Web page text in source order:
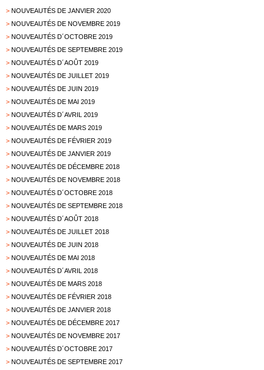
> NOUVEAUTÉS DE JANVIER 2020
> NOUVEAUTÉS DE NOVEMBRE 2019
> NOUVEAUTÉS D´OCTOBRE 2019
> NOUVEAUTÉS DE SEPTEMBRE 2019
> NOUVEAUTÉS D´AOÛT 2019
> NOUVEAUTÉS DE JUILLET 2019
> NOUVEAUTÉS DE JUIN 2019
> NOUVEAUTÉS DE MAI 2019
> NOUVEAUTÉS D´AVRIL 2019
> NOUVEAUTÉS DE MARS 2019
> NOUVEAUTÉS DE FÉVRIER 2019
> NOUVEAUTÉS DE JANVIER 2019
> NOUVEAUTÉS DE DÉCEMBRE 2018
> NOUVEAUTÉS DE NOVEMBRE 2018
> NOUVEAUTÉS D´OCTOBRE 2018
> NOUVEAUTÉS DE SEPTEMBRE 2018
> NOUVEAUTÉS D´AOÛT 2018
> NOUVEAUTÉS DE JUILLET 2018
> NOUVEAUTÉS DE JUIN 2018
> NOUVEAUTÉS DE MAI 2018
> NOUVEAUTÉS D´AVRIL 2018
> NOUVEAUTÉS DE MARS 2018
> NOUVEAUTÉS DE FÉVRIER 2018
> NOUVEAUTÉS DE JANVIER 2018
> NOUVEAUTÉS DE DÉCEMBRE 2017
> NOUVEAUTÉS DE NOVEMBRE 2017
> NOUVEAUTÉS D´OCTOBRE 2017
> NOUVEAUTÉS DE SEPTEMBRE 2017